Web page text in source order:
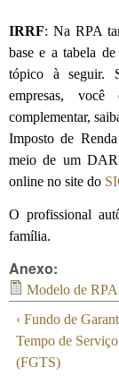
IRRF: Na RPA
base e a tabela
tópico à seguir.
empresas,
complementar,
Imposto de
meio de um
online no site do
O profissional
família.
Anexo:
Modelo de RPA
‹ Fundo de
Tempo de Serviço
(FGTS)